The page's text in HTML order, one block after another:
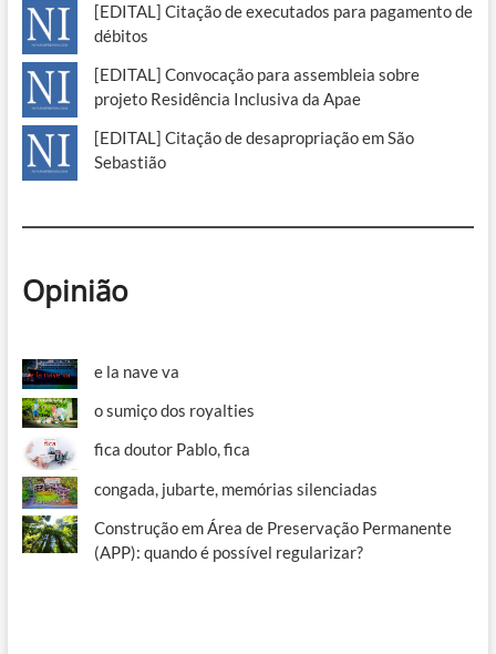
[EDITAL] Citação de executados para pagamento de
débitos
[EDITAL] Convocação para assembleia sobre
projeto Residência Inclusiva da Apae
[EDITAL] Citação de desapropriação em São
Sebastião
Opinião
e la nave va
o sumiço dos royalties
fica doutor Pablo, fica
congada, jubarte, memórias silenciadas
Construção em Área de Preservação Permanente
(APP): quando é possível regularizar?